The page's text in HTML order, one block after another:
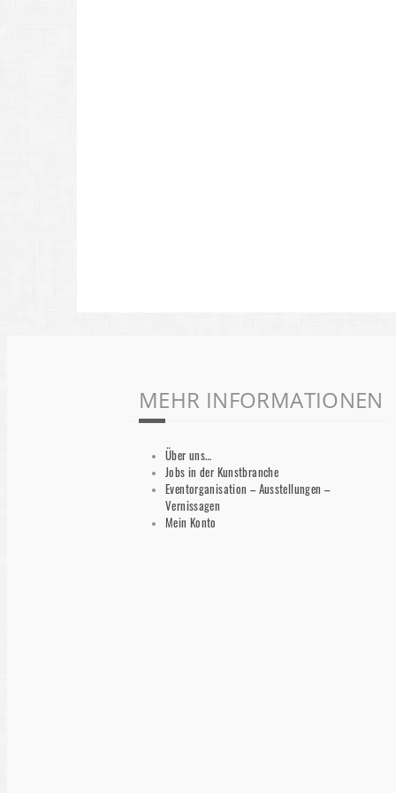
MEHR INFORMATIONEN
Über uns…
Jobs in der Kunstbranche
Eventorganisation – Ausstellungen –
Vernissagen
Mein Konto